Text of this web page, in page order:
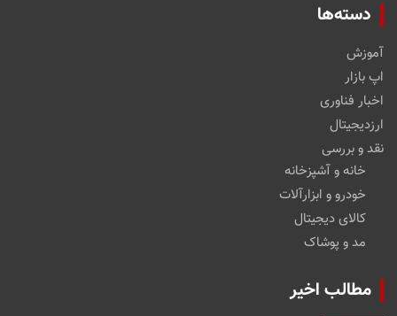
دسته‌ها
آموزش
اپ بازار
اخبار فناوری
ارزدیجیتال
نقد و بررسی
خانه و آشپزخانه
خودرو و ابزارآلات
کالای دیجیتال
مد و پوشاک
مطالب اخیر